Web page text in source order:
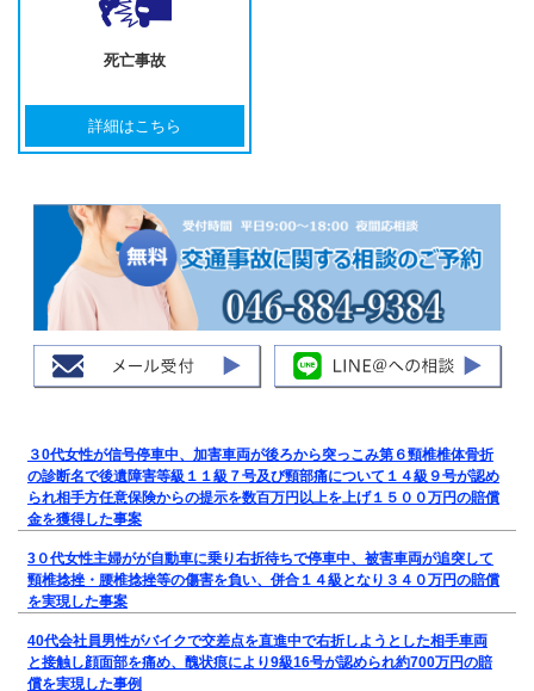
死亡事故
詳細はこちら
３0代女性が信号停車中、加害車両が後ろから突っこみ第６頸椎椎体骨折
の診断名で後遺障害等級１１級７号及び頸部痛について１４級９号が認め
られ相手方任意保険からの提示を数百万円以上を上げ１５００万円の賠償
金を獲得した事案
3０代女性主婦がが自動車に乗り右折待ちで停車中、被害車両が追突して
頸椎捻挫・腰椎捻挫等の傷害を負い、併合１４級となり３４０万円の賠償
を実現した事案
40代会社員男性がバイクで交差点を直進中で右折しようとした相手車両
と接触し顔面部を痛め、醜状痕により9級16号が認められ約700万円の賠
償を実現した事例